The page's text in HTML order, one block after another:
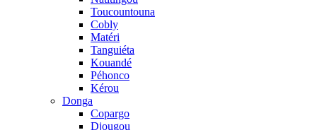
Toucountouna
Cobly
Matéri
Tanguiéta
Kouandé
Péhonco
Kérou
Donga
Copargo
Djougou